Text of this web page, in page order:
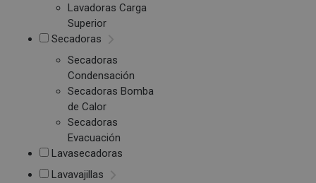
Lavadoras Carga
Superior
Secadoras
Secadoras
Condensación
Secadoras Bomba
de Calor
Secadoras
Evacuación
Lavasecadoras
Lavavajillas